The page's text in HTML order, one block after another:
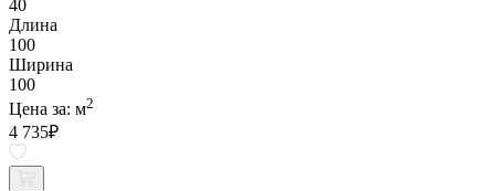
40
Длина
100
Ширина
100
Цена за: м2
4 735₽